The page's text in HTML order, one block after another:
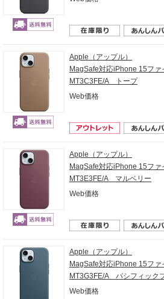
Apple（アップル）
MagSafe対応iPhone 15ファ
MT3C3FE/A トープ
Web価格
Apple（アップル）
MagSafe対応iPhone 15ファ
MT3E3FE/A マルベリー
Web価格
Apple（アップル）
MagSafe対応iPhone 15ファ
MT3G3FE/A パシフィック
Web価格